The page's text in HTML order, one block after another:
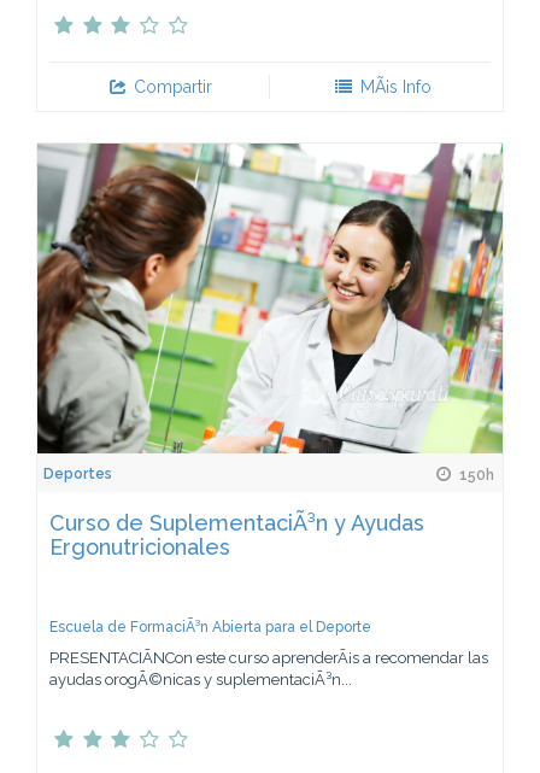
Compartir MÃ¡s Info
Deportes 150h
Curso de SuplementaciÃ³n y Ayudas
Ergonutricionales
Escuela de FormaciÃ³n Abierta para el Deporte
PRESENTACIÃNCon este curso aprenderÃ¡s a recomendar las
ayudas orogÃ©nicas y suplementaciÃ³n...